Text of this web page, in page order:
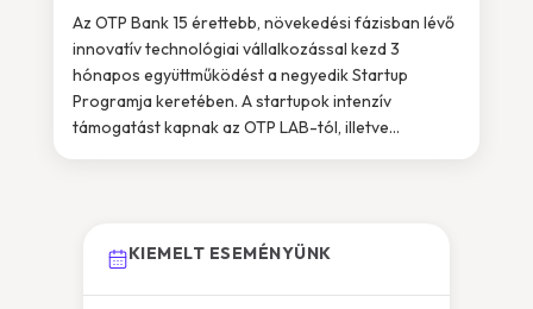
Az OTP Bank 15 érettebb, növekedési fázisban lévő
innovatív technológiai vállalkozással kezd 3
hónapos együttműködést a negyedik Startup
Programja keretében. A startupok intenzív
támogatást kapnak az OTP LAB-tól, illetve...
KIEMELT ESEMÉNYÜNK